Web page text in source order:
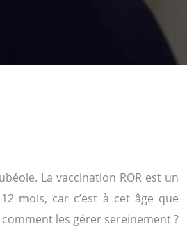
La vaccination ROR est un
mois, car c’est à cet âge que
les gérer sereinement ?